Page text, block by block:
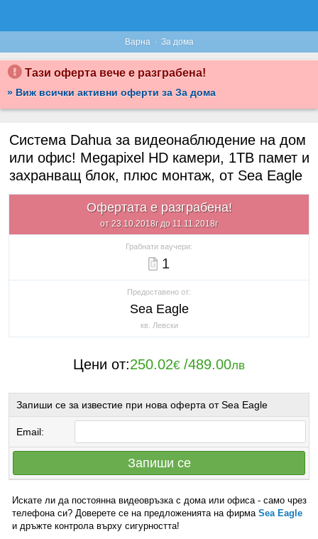
Варна · За дома
Тази оферта вече е разграбена!
» Виж всички активни оферти за За дома
Система Dahua за видеонаблюдение на дом
или офис! Megapixel HD камери, 1TB памет и
захранващ блок, плюс монтаж, от Sea Eagle
Офертата е разграбена!
от 23.10.2018г до 11.11.2018г
Грабнати ваучери:
1
Предоставено от:
Sea Eagle
кв. Левски
Цени от:250.02€ /489.00лв
Запиши се за известие при нова оферта от Sea Eagle
Email:
Запиши се
Искате ли да постоянна видеовръзка с дома или офиса - само чрез
телефона си? Доверете се на предложенията на фирма Sea Eagle
и дръжте контрола върху сигурността!